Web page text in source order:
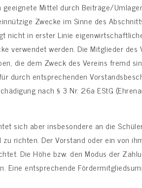
Mittel durch Beiträge/
Zwecke im Sinne des
nicht in erster Linie
verwendet werden. Die Mitglieder
die dem Zweck des Vereins fremd
durch entsprechenden
nach § 3 Nr. 26a EStG
sich aber insbesondere an die
richten. Der Vorstand oder ein von
Die Höhe bzw. den Modus der
Eine entsprechende